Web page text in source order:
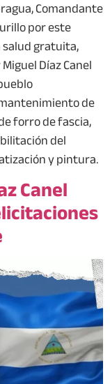
Comandante
por este
gratuita,
Díaz Canel
de
forro de fascia,
del
y pintura.
Canel